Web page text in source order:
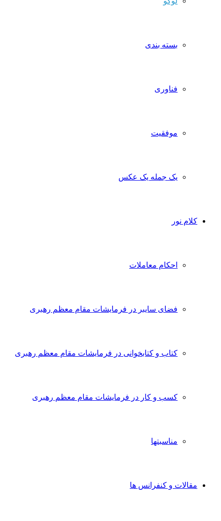
بسته بندی
فناوری
موفقیت
یک جمله یک عکس
کلام نور
احکام معاملات
فضای سایبر در فرمایشات مقام معظم رهبری
کتاب و کتابخوانی در فرمایشات مقام معظم رهبری
کسب و کار در فرمایشات مقام معظم رهبری
مناسبتها
مقالات و کنفرانس ها